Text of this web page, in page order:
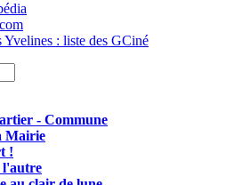
Yvelines : liste des GCiné
- Commune
Mairie
!
l'autre